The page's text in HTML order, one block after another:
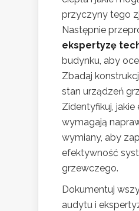
przyczyny tego
Następnie
ekspertyzę
budynku, aby
Zbadaj
stan urządzeń
Zidentyfikuj,
wymagają
wymiany, aby
efektywność
grzewczego.
Dokumentuj
audytu i